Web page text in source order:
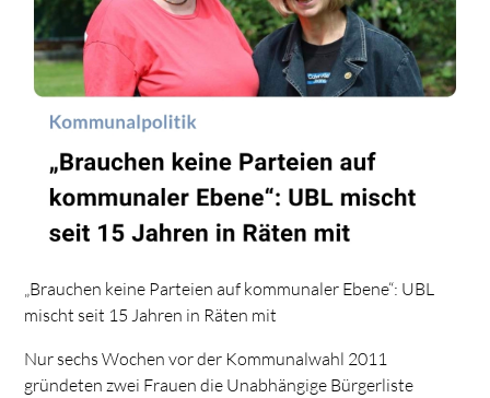
„Brauchen keine Parteien auf kommunaler Ebene“: UBL
mischt seit 15 Jahren in Räten mit
Nur sechs Wochen vor der Kommunalwahl 2011
gründeten zwei Frauen die Unabhängige Bürgerliste